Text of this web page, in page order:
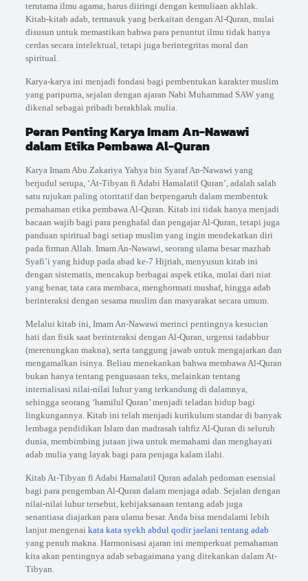
terutama ilmu agama, harus diiringi dengan kemuliaan akhlak.
Kitab-kitab adab, termasuk yang berkaitan dengan Al-Quran, mulai
disusun untuk memastikan bahwa para penuntut ilmu tidak hanya
cerdas secara intelektual, tetapi juga berintegritas moral dan
spiritual.
Karya-karya ini menjadi fondasi bagi pembentukan karakter muslim
yang paripurna, sejalan dengan ajaran Nabi Muhammad SAW yang
dikenal sebagai pribadi berakhlak mulia.
Peran Penting Karya Imam An-Nawawi
dalam Etika Pembawa Al-Quran
Karya Imam Abu Zakariya Yahya bin Syaraf An-Nawawi yang
berjudul serupa, ‘At-Tibyan fi Adabi Hamalatil Quran’, adalah salah
satu rujukan paling otoritatif dan berpengaruh dalam membentuk
pemahaman etika pembawa Al-Quran. Kitab ini tidak hanya menjadi
bacaan wajib bagi para penghafal dan pengajar Al-Quran, tetapi juga
panduan spiritual bagi setiap muslim yang ingin mendekatkan diri
pada firman Allah. Imam An-Nawawi, seorang ulama besar mazhab
Syafi’i yang hidup pada abad ke-7 Hijriah, menyusun kitab ini
dengan sistematis, mencakup berbagai aspek etika, mulai dari niat
yang benar, tata cara membaca, menghormati mushaf, hingga adab
berinteraksi dengan sesama muslim dan masyarakat secara umum.
Melalui kitab ini, Imam An-Nawawi merinci pentingnya kesucian
hati dan fisik saat berinteraksi dengan Al-Quran, urgensi tadabbur
(merenungkan makna), serta tanggung jawab untuk mengajarkan dan
mengamalkan isinya. Beliau menekankan bahwa membawa Al-Quran
bukan hanya tentang penguasaan teks, melainkan tentang
internalisasi nilai-nilai luhur yang terkandung di dalamnya,
sehingga seorang ‘hamilul Quran’ menjadi teladan hidup bagi
lingkungannya. Kitab ini telah menjadi kurikulum standar di banyak
lembaga pendidikan Islam dan madrasah tahfiz Al-Quran di seluruh
dunia, membimbing jutaan jiwa untuk memahami dan menghayati
adab mulia yang layak bagi para penjaga kalam ilahi.
Kitab At-Tibyan fi Adabi Hamalatil Quran adalah pedoman esensial
bagi para pengemban Al-Quran dalam menjaga adab. Sejalan dengan
nilai-nilai luhur tersebut, kebijaksanaan tentang adab juga
senantiasa diajarkan para ulama besar. Anda bisa mendalami lebih
lanjut mengenai kata kata syekh abdul qodir jaelani tentang adab
yang penuh makna. Harmonisasi ajaran ini memperkuat pemahaman
kita akan pentingnya adab sebagaimana yang ditekankan dalam At-
Tibyan.